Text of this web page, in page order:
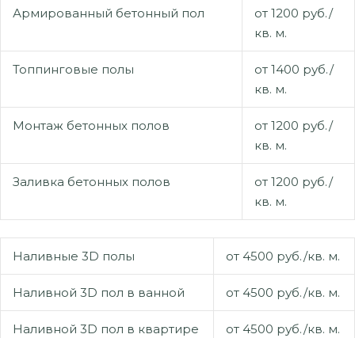
Армированный бетонный пол
от 1200 руб./
кв. м.
Топпинговые полы
от 1400 руб./
кв. м.
Монтаж бетонных полов
от 1200 руб./
кв. м.
Заливка бетонных полов
от 1200 руб./
кв. м.
Наливные 3D полы от 4500 руб./кв. м.
Наливной 3D пол в ванной от 4500 руб./кв. м.
Наливной 3D пол в квартире от 4500 руб./кв. м.